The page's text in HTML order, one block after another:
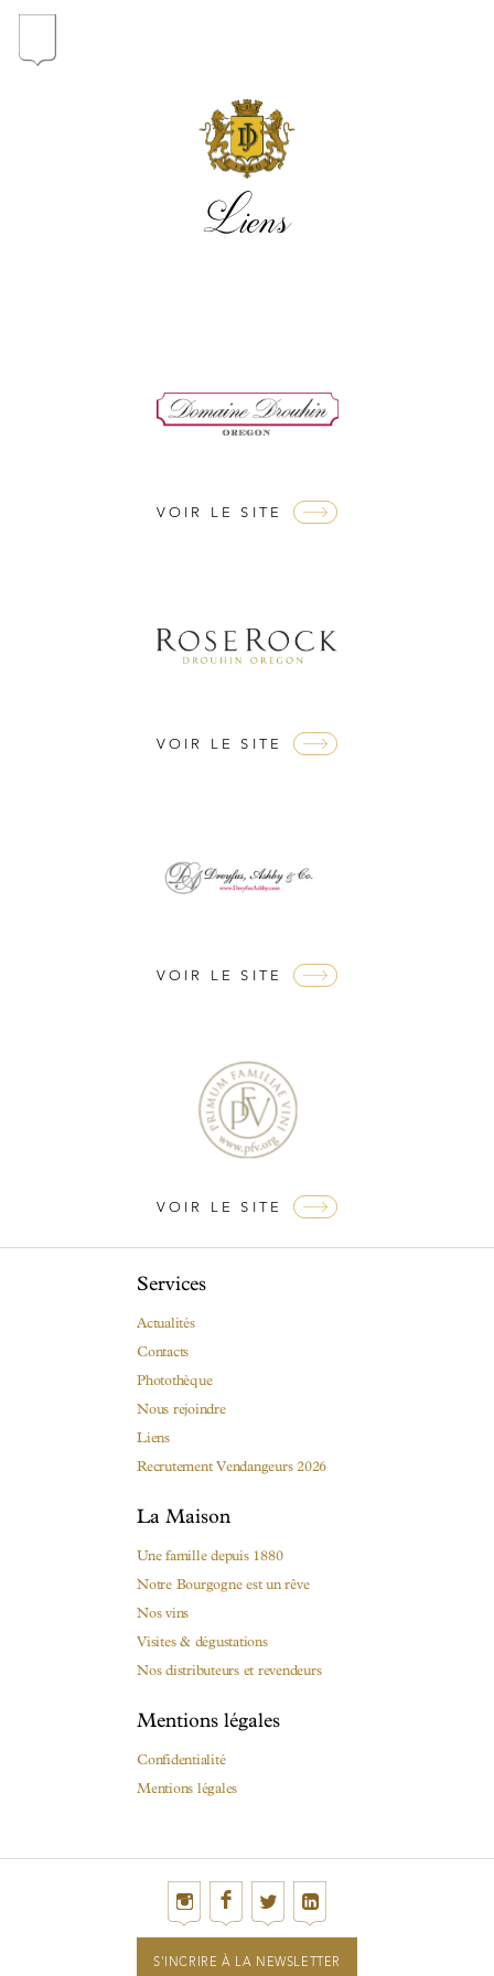
Au coeur du Domaine
À la poursuite de l'Excellence
Conversations en Famille
Nos vignes, une attention de tous les instants
Nos distributeurs et revendeurs
Visites & Dégustations quotidiennes
Expériences inédites
Balades dans les vignes
Photothèque
Recrutement Vendangeurs 2026
Liens
VOIR LE SITE
VOIR LE SITE
VOIR LE SITE
VOIR LE SITE
Services
Actualités
Contacts
Photothèque
Nous rejoindre
Liens
Recrutement Vendangeurs 2026
La Maison
Une famille depuis 1880
Notre Bourgogne est un rêve
Nos vins
Visites & dégustations
Nos distributeurs et revendeurs
Mentions légales
Confidentialité
Mentions légales
S'INCRIRE À LA NEWSLETTER